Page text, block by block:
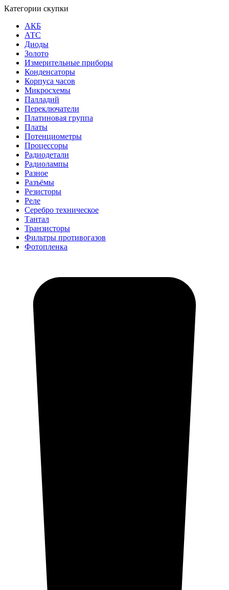
Категории скупки
АКБ
АТС
Диоды
Золото
Измерительные приборы
Конденсаторы
Корпуса часов
Микросхемы
Палладий
Переключатели
Платиновая группа
Платы
Потенциометры
Процессоры
Радиодетали
Радиолампы
Разное
Разъёмы
Резисторы
Реле
Серебро техническое
Тантал
Транзисторы
Фильтры противогазов
Фотопленка